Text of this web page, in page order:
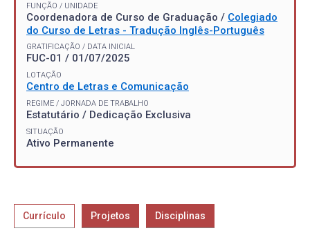
FUNÇÃO / UNIDADE
Coordenadora de Curso de Graduação / Colegiado
do Curso de Letras - Tradução Inglês-Português
GRATIFICAÇÃO / DATA INICIAL
FUC-01 / 01/07/2025
LOTAÇÃO
Centro de Letras e Comunicação
REGIME / JORNADA DE TRABALHO
Estatutário / Dedicação Exclusiva
SITUAÇÃO
Ativo Permanente
Currículo Projetos Disciplinas